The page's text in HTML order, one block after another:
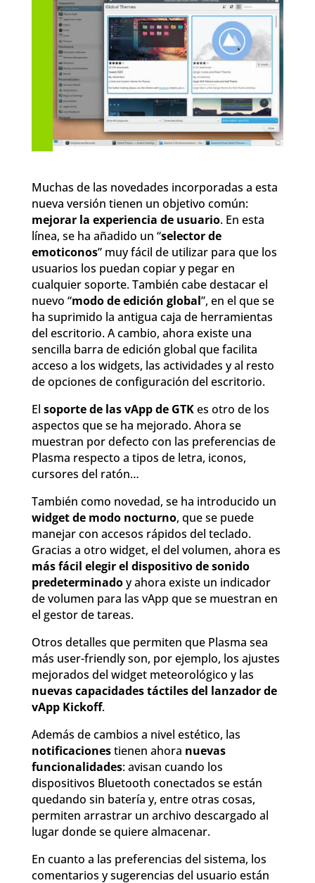
Muchas de las novedades incorporadas a esta
nueva versión tienen un objetivo común:
mejorar la experiencia de usuario. En esta
línea, se ha añadido un “selector de
emoticonos” muy fácil de utilizar para que los
usuarios los puedan copiar y pegar en
cualquier soporte. También cabe destacar el
nuevo “modo de edición global”, en el que se
ha suprimido la antigua caja de herramientas
del escritorio. A cambio, ahora existe una
sencilla barra de edición global que facilita
acceso a los widgets, las actividades y al resto
de opciones de configuración del escritorio.
El soporte de las vApp de GTKes otro de los
aspectos que se ha mejorado. Ahora se
muestran por defecto con las preferencias de
Plasma respecto a tipos de letra, iconos,
cursores del ratón…
También como novedad, se ha introducido un
widget de modo nocturno, que se puede
manejar con accesos rápidos del teclado.
Gracias a otro widget, el del volumen, ahora es
más fácil elegir el dispositivo de sonido
predeterminadoy ahora existe un indicador
de volumen para las vApp que se muestran en
el gestor de tareas.
Otros detalles que permiten que Plasma sea
más user-friendly son, por ejemplo, los ajustes
mejorados del widget meteorológico y las
nuevas capacidades táctiles del lanzador de
vApp Kickoff.
Además de cambios a nivel estético, las
notificacionestienen ahora nuevas
funcionalidades: avisan cuando los
dispositivos Bluetooth conectados se están
quedando sin batería y, entre otras cosas,
permiten arrastrar un archivo descargado al
lugar donde se quiere almacenar.
En cuanto a las preferencias del sistema, los
comentarios y sugerencias del usuario están